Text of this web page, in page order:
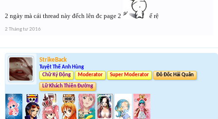
2 ngày mà cái thread này đếch lên đc page 2 ế rệ
2 Tháng tư 2016
StrikeBack
Tuyệt Thế Anh Hùng
Chữ Ký Động
Moderator Super Moderator Đô Đốc Hải Quân
Lữ Khách Thiên Đường